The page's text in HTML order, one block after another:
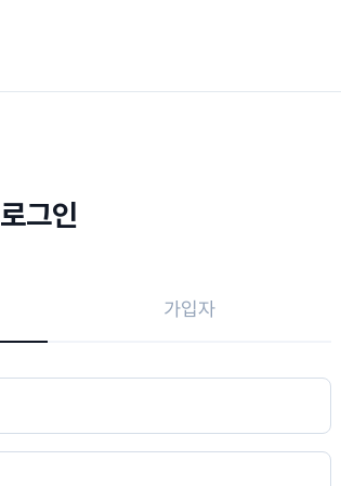
로그인
가입자